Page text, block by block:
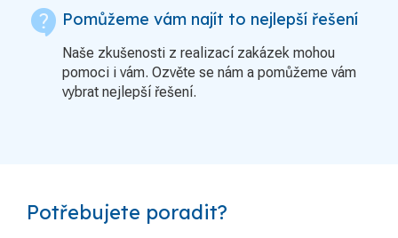
contact_support Pomůžeme vám najít to nejlepší řešení
Naše zkušenosti z realizací zakázek mohou
pomoci i vám. Ozvěte se nám a pomůžeme vám
vybrat nejlepší řešení.
Potřebujete poradit?